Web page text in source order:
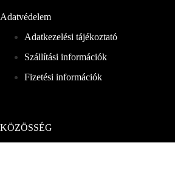
Adatvédelem
Adatkezelési tájékoztató
Szállítási információk
Fizetési információk
KÖZÖSSÉG